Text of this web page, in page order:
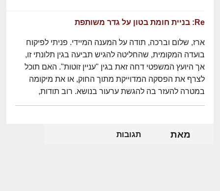
Re: בניית חומת בטון על גדר משותפת
ארז, שלום וברכה, תודה על המענה המיידי. פניתי לפיקוח
בועדה המקומית, שהחליטה להגיש תביעה בגין תלונתי זו,
אך היועץ המשפטי דחה זאת בגין "עניין זוטות". האם תוכל
לצרף את הפסקה המדוייקת מתוך החוק, או את מיקומה
במטרה להעזר בה להגשת ערעור בנושא. רוב תודות,
מאת תגובות